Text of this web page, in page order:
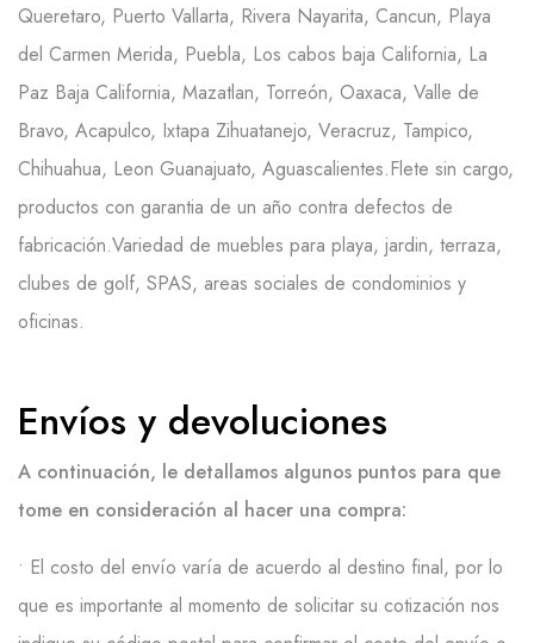
Queretaro, Puerto Vallarta, Rivera Nayarita, Cancun, Playa
del Carmen Merida, Puebla, Los cabos baja California, La
Paz Baja California, Mazatlan, Torreón, Oaxaca, Valle de
Bravo, Acapulco, Ixtapa Zihuatanejo, Veracruz, Tampico,
Chihuahua, Leon Guanajuato, Aguascalientes.Flete sin cargo,
productos con garantia de un año contra defectos de
fabricación.Variedad de muebles para playa, jardin, terraza,
clubes de golf, SPAS, areas sociales de condominios y
oficinas.
Envíos y devoluciones
A continuación, le detallamos algunos puntos para que
tome en consideración al hacer una compra:
• El costo del envío varía de acuerdo al destino final, por lo
que es importante al momento de solicitar su cotización nos